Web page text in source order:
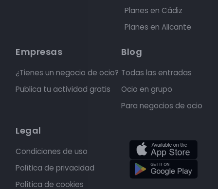
Planes en Cádiz
Planes en Alicante
Empresas
¿Tienes un negocio de ocio?
Publica tu actividad gratis
Blog
Todas las entradas
Ocio en grupo
Para negocios de ocio
Legal
Condiciones de uso
Política de privacidad
Política de cookies